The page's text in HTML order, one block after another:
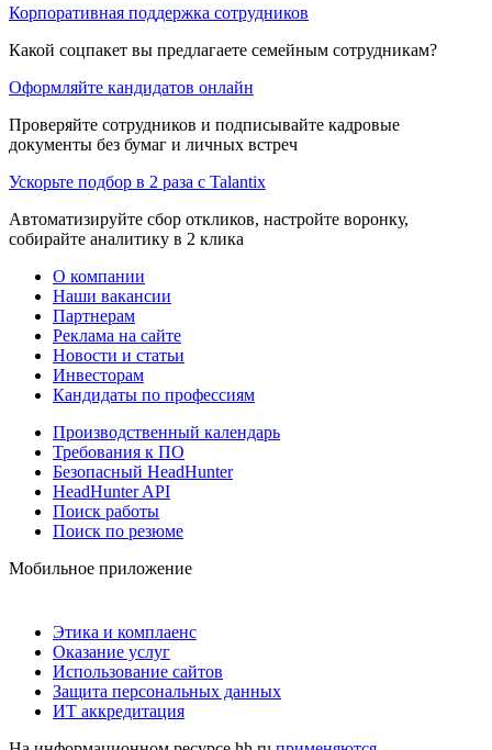
Корпоративная поддержка сотрудников
Какой соцпакет вы предлагаете семейным сотрудникам?
Оформляйте кандидатов онлайн
Проверяйте сотрудников и подписывайте кадровые
документы без бумаг и личных встреч
Ускорьте подбор в 2 раза с Talantix
Автоматизируйте сбор откликов, настройте воронку,
собирайте аналитику в 2 клика
О компании
Наши вакансии
Партнерам
Реклама на сайте
Новости и статьи
Инвесторам
Кандидаты по профессиям
Производственный календарь
Требования к ПО
Безопасный HeadHunter
HeadHunter API
Поиск работы
Поиск по резюме
Мобильное приложение
Этика и комплаенс
Оказание услуг
Использование сайтов
Защита персональных данных
ИТ аккредитация